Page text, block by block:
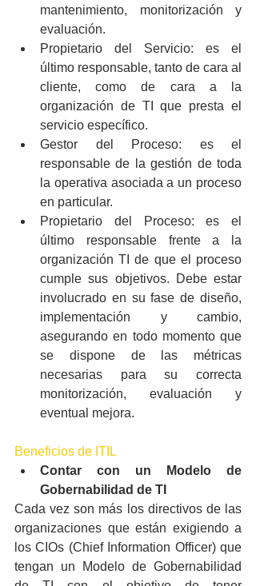
mantenimiento, monitorización y
evaluación.
Propietario del Servicio: es el
último responsable, tanto de cara al
cliente, como de cara a la
organización de TI que presta el
servicio específico.
Gestor del Proceso: es el
responsable de la gestión de toda
la operativa asociada a un proceso
en particular.
Propietario del Proceso: es el
último responsable frente a la
organización TI de que el proceso
cumple sus objetivos. Debe estar
involucrado en su fase de diseño,
implementación y cambio,
asegurando en todo momento que
se dispone de las métricas
necesarias para su correcta
monitorización, evaluación y
eventual mejora.
Beneficios de ITIL
Contar con un Modelo de
Gobernabilidad de TI
Cada vez son más los directivos de las
organizaciones que están exigiendo a
los CIOs (Chief Information Officer) que
tengan un Modelo de Gobernabilidad